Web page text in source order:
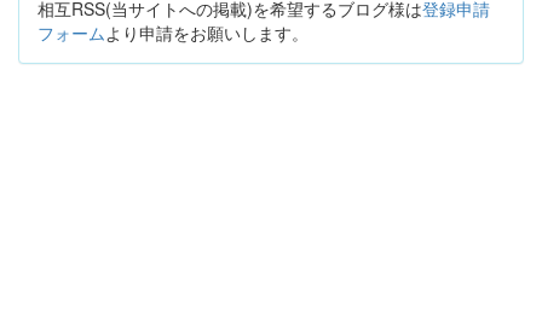
相互RSS(当サイトへの掲載)を希望するブログ様は登録申請
フォームより申請をお願いします。